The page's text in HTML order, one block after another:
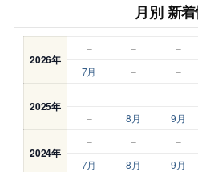
月別 新
2026年
– – –
7月
– –
2025年
– – –
–
8月 9月
2024年
– – –
7月
8月 9月